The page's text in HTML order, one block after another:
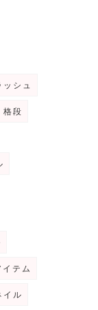
ッシュ
格段
イテム
イル